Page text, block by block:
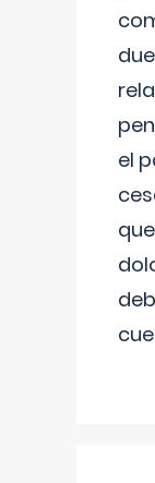
el